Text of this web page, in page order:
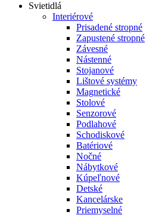
Svietidlá
Interiérové
Prisadené stropné
Zapustené stropné
Závesné
Nástenné
Stojanové
Lištové systémy
Magnetické
Stolové
Senzorové
Podlahové
Schodiskové
Batériové
Nočné
Nábytkové
Kúpeľnové
Detské
Kancelárske
Priemyselné